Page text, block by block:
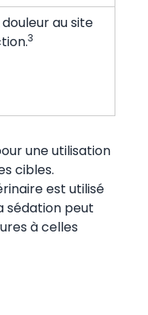
au site
3
une utilisation
cibles.
est utilisé
sédation peut
à celles